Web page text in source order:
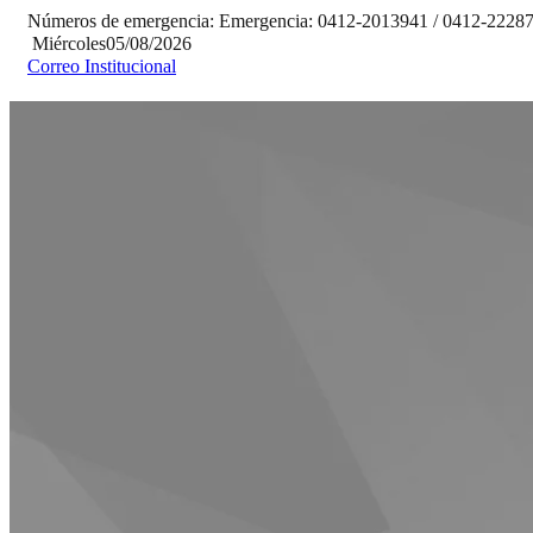
Números de emergencia: Emergencia: 0412-2013941 / 0412-
Miércoles05/08/2026
Correo Institucional